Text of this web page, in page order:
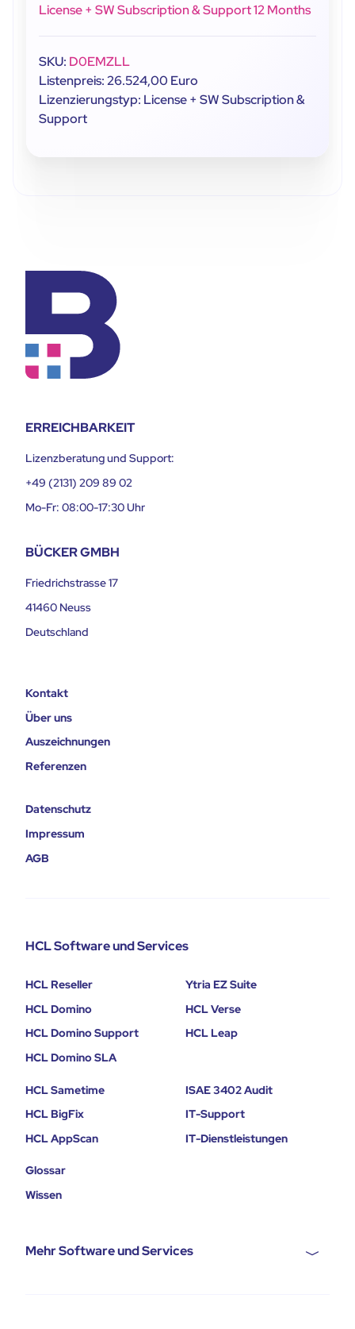
License + SW Subscription & Support 12 Months
SKU: D0EMZLL
Listenpreis: 26.524,00 Euro
Lizenzierungstyp: License + SW Subscription &
Support
ERREICHBARKEIT
Lizenzberatung und Support:
+49 (2131) 209 89 02
Mo-Fr: 08:00-17:30 Uhr
BÜCKER GMBH
Friedrichstrasse 17
41460 Neuss
Deutschland
Kontakt
Über uns
Auszeichnungen
Referenzen
Datenschutz
Impressum
AGB
HCL Software und Services
HCL Reseller
HCL Domino
HCL Domino Support
HCL Domino SLA
Ytria EZ Suite
HCL Verse
HCL Leap
HCL Sametime
HCL BigFix
HCL AppScan
ISAE 3402 Audit
IT-Support
IT-Dienstleistungen
Glossar
Wissen
Mehr Software und Services